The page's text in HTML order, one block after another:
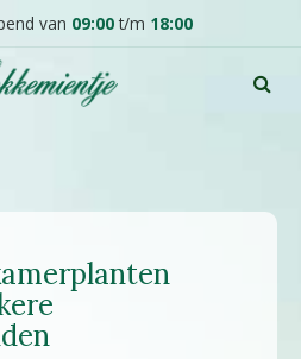
van 09:00t/m 18:00